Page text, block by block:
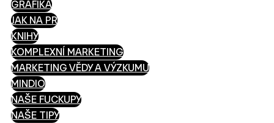
GRAFIKA
JAK NA PR
KNIHY
KOMPLEXNÍ MARKETING
MARKETING VĚDY A VÝZKUMU
MINDIO
NAŠE FUCKUPY
NAŠE TIPY